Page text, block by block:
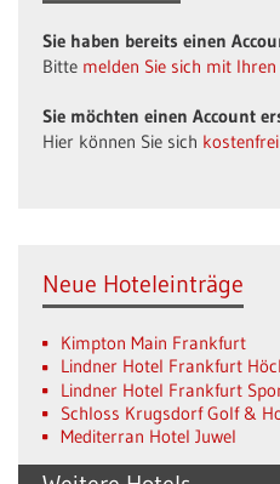
Sie haben bereits einen
Bitte melden Sie sich mit
Sie möchten einen Account
Hier können Sie sich
Neue Hoteleinträge
Kimpton Main Frankfurt
Lindner Hotel Frankfurt
Lindner Hotel Frankfurt
Schloss Krugsdorf Golf &
Mediterran Hotel Juwel